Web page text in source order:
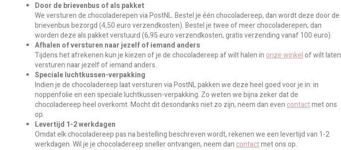
Door de brievenbus of als pakket
We versturen de chocoladerepen via PostNL. Bestel je één chocoladereep, dan wordt deze door de
brievenbus bezorgd (4,50 euro verzendkosten). Bestel je twee of meer chocoladerepen, dan
worden deze als pakket verstuurd (6,95 euro verzendkosten, gratis verzending vanaf 100 euro).
Afhalen of versturen naar jezelf of iemand anders
Tijdens het afrekenen kun je kiezen of je de chocoladereep af wilt halen in onze winkelof wilt laten
versturen naar jezelf of iemand anders.
Speciale luchtkussen-verpakking
Indien je de chocoladereep laat versturen via PostNL pakken we deze heel goed voor je in: in
noppenfolie en een speciale luchtkussen-verpakking. Zo weten we bijna zeker dat de
chocoladereep heel overkomt. Mocht dit desondanks niet zo zijn, neem dan even contactmet ons
op.
Levertijd 1-2 werkdagen
Omdat elk chocoladereep pas na bestelling beschreven wordt, rekenen we een levertijd van 1-2
werkdagen. Wil je je chocoladereep sneller ontvangen, neem dan contactmet ons op.